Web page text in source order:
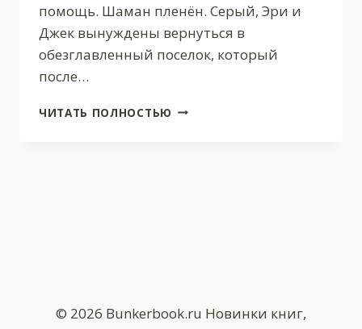
помощь. Шаман пленён. Серый, Эри и
Джек вынуждены вернуться в
обезглавленный поселок, который
после…
ЧИТАТЬ ПОЛНОСТЬЮ ДЕТИ
© 2026 Bunkerbook.ru Новинки книг,